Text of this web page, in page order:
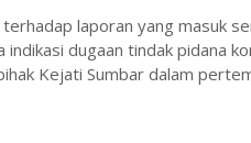
terhadap laporan yang masuk
dugaan tindak pidana
Kejati Sumbar dalam